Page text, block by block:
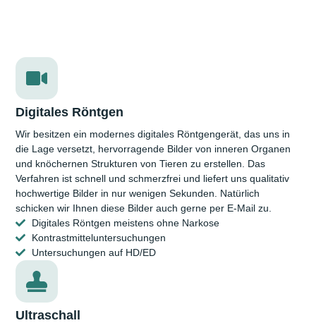
Digitales Röntgen
Wir besitzen ein modernes digitales Röntgen­gerät, das uns in
die Lage versetzt, hervorragende Bilder von inneren Organen
und knöchernen Strukturen von Tieren zu erstellen. Das
Verfahren ist schnell und schmerz­frei und liefert uns qualitativ
hoch­wertige Bilder in nur wenigen Sekunden. Natürlich
schicken wir Ihnen diese Bilder auch gerne per E-Mail zu.
Digitales Röntgen meistens ohne Narkose
Kontrast­mittelunter­suchungen
Untersuchungen auf HD/ED
Ultraschall